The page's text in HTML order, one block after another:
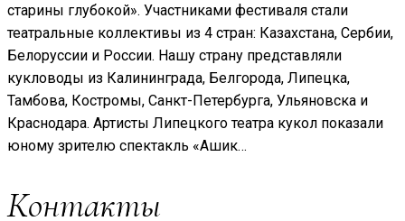
старины глубокой». Участниками фестиваля стали
театральные коллективы из 4 стран: Казахстана, Сербии,
Белоруссии и России. Нашу страну представляли
кукловоды из Калининграда, Белгорода, Липецка,
Тамбова, Костромы, Санкт-Петербурга, Ульяновска и
Краснодара. Артисты Липецкого театра кукол показали
юному зрителю спектакль «Ашик…
Контакты